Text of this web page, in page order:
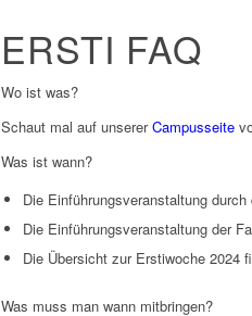
ERSTI FAQ
Wo ist was?
Schaut mal auf unsererCampusseite
Was ist wann?
Die Einführungsveranstaltung
Die Einführungsveranstaltung der
Die Übersicht zur Erstiwoche 2024
Was muss man wann mitbringen?